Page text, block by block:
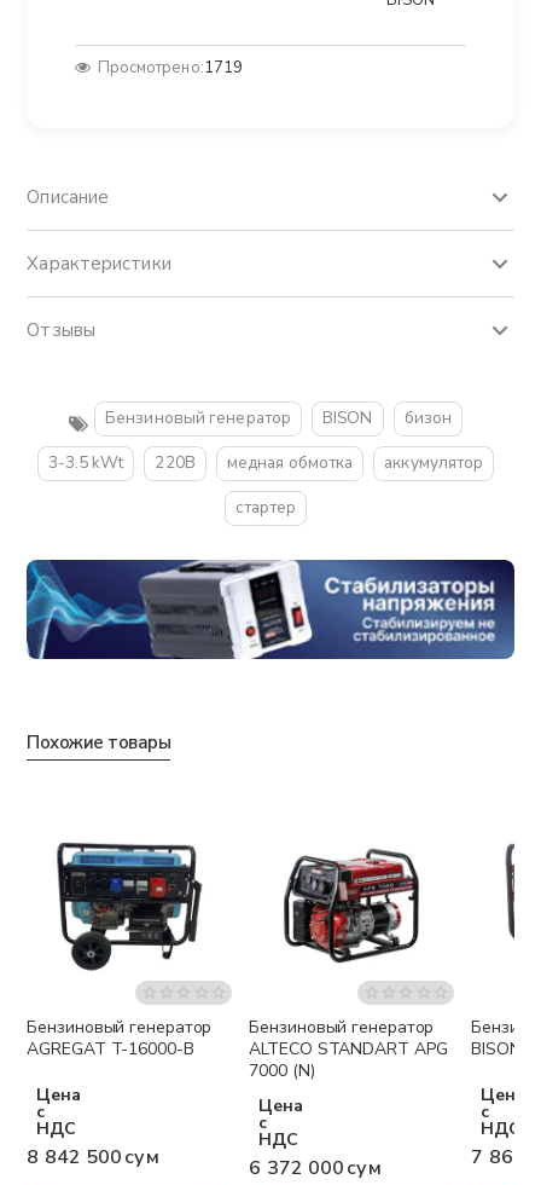
Просмотрено:1719
Описание
Характеристики
Отзывы
Бензиновый генератор BISON
бизон
3-3.5 kWt
220В медная обмотка
аккумулятор
стартер
Похожие товары
Бесплатная доставка
Бензиновый генератор
AGREGAT T-16000-B
Цена
с
НДС
8 842 500 сум
Бесплатная доставка
Бензиновый генератор
ALTECO STANDART APG
7000 (N)
Цена
с
НДС
6 372 000 сум
BISON
Цена
с
НДС
7 860